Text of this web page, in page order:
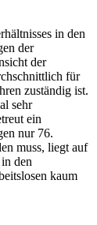
in den
der
der
für
zuständig ist.
sehr
ein
nur 76.
muss, liegt auf
den
kaum